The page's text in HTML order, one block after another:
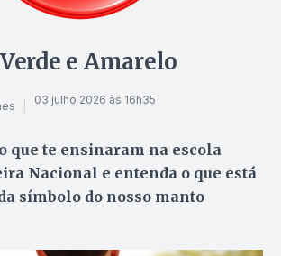
e Amarelo
03 julho 2026 às 16h35
que te ensinaram na escola
Nacional e entenda o que está
símbolo do nosso manto